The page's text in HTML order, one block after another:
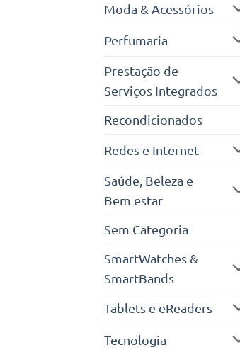
Moda & Acessórios
Perfumaria
Prestação de
Serviços Integrados
Recondicionados
Redes e Internet
Saúde, Beleza e
Bem estar
Sem Categoria
SmartWatches &
SmartBands
Tablets e eReaders
Tecnologia